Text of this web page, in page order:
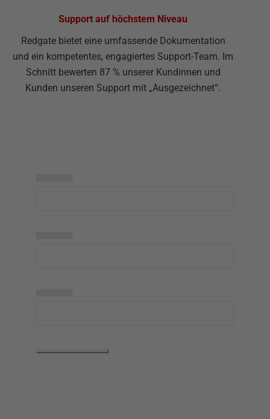
Support auf höchstem Niveau
Redgate bietet eine umfassende Dokumentation
und ein kompetentes, engagiertes Support-Team. Im
Schnitt bewerten 87 % unserer Kundinnen und
Kunden unseren Support mit „Ausgezeichnet“.